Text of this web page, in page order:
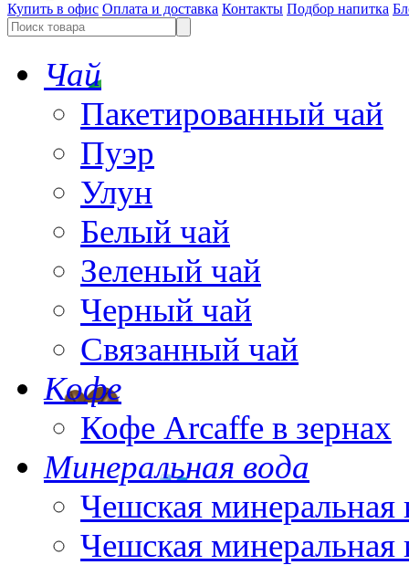
Купить в офис Оплата и доставка Контакты Подбор напитка
Чай
Пакетированный чай
Пуэр
Улун
Белый чай
Зеленый чай
Черный чай
Связанный чай
Кофе
Кофе Arcaffe в зернах
Минеральная вода
Чешская минеральная
Чешская минеральная